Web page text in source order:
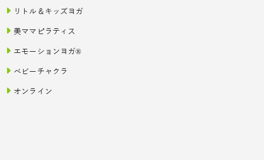
リトル＆キッズヨガ
美ママピラティス
エモーションヨガ®
ベビーチャクラ
オンライン